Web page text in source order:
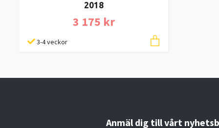
2018
3 175 kr
3-4 veckor
Anmäl dig till vårt